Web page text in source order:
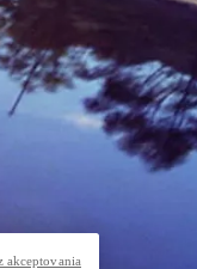
akceptovania